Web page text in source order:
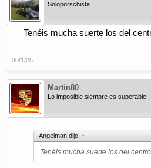
Soloporschista
Tenéis mucha suerte los del
30/1/25
Martín80
Lo imposible siempre es superable.
Angelman dijo: ↑
Tenéis mucha suerte los del